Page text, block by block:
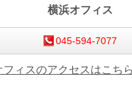
横浜オフィス
045-594-7077
フィスのアクセスはこちら